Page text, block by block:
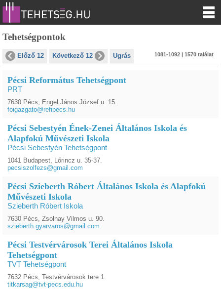
Tehetségpontok
Előző 12 Következő 12 Ugrás 1081-1092 | 1570 találat
Pécsi Református Tehetségpont
PRT
7630 Pécs, Engel János József u. 15.
foigazgato@refipecs.hu
Pécsi Sebestyén Ének-Zenei Általános Iskola és
Alapfokú Művészeti Iskola
Pécsi Sebestyén Tehetségpont
1041 Budapest, Lőrincz u. 35-37.
pecsiszolfezs@gmail.com
Pécsi Szieberth Róbert Általános Iskola és Alapfokú
Művészeti Iskola
Szieberth Róbert Iskola
7630 Pécs, Zsolnay Vilmos u. 90.
szieberth.gyarvaros@gmail.com
Pécsi Testvérvárosok Terei Általános Iskola
Tehetségpont
TVT Tehetségpont
7632 Pécs, Testvérvárosok tere 1.
titkarsag@tvt-pecs.edu.hu